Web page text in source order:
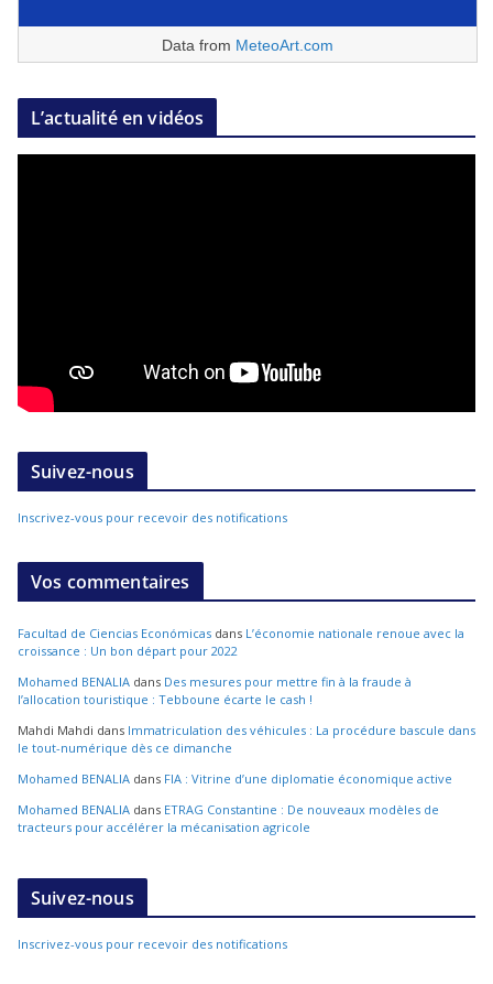
Data from MeteoArt.com
L’actualité en vidéos
Suivez-nous
Inscrivez-vous pour recevoir des notifications
Vos commentaires
Facultad de Ciencias Económicas dans L’économie nationale renoue avec la
croissance : Un bon départ pour 2022
Mohamed BENALIA dans Des mesures pour mettre fin à la fraude à
l’allocation touristique : Tebboune écarte le cash !
Mahdi Mahdi dans Immatriculation des véhicules : La procédure bascule dans
le tout-numérique dès ce dimanche
Mohamed BENALIA dans FIA : Vitrine d’une diplomatie économique active
Mohamed BENALIA dans ETRAG Constantine : De nouveaux modèles de
tracteurs pour accélérer la mécanisation agricole
Suivez-nous
Inscrivez-vous pour recevoir des notifications